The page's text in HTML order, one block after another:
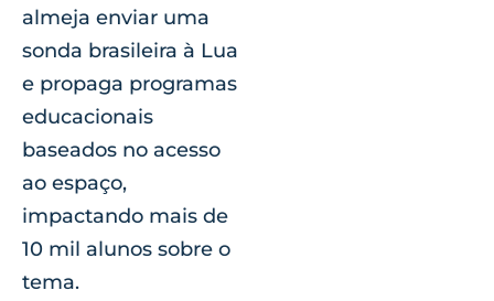
almeja enviar uma
sonda brasileira à Lua
e propaga programas
educacionais
baseados no acesso
ao espaço,
impactando mais de
10 mil alunos sobre o
tema.